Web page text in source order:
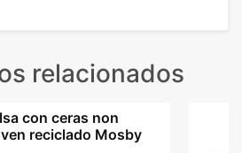
relacionados
con ceras non
reciclado Mosby